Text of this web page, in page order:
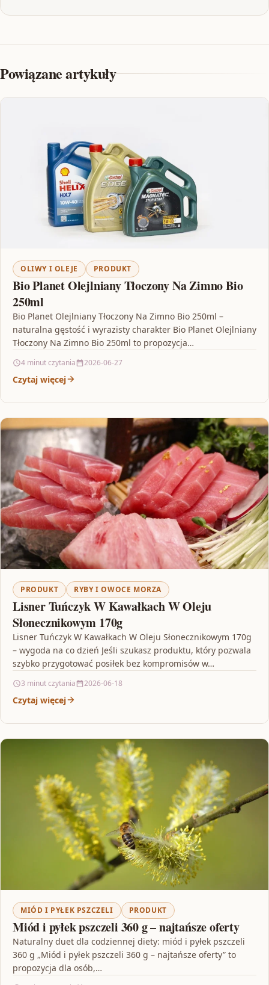
Powiązane artykuły
OLIWY I OLEJE PRODUKT
Bio Planet Olejlniany Tłoczony Na Zimno Bio
250ml
Bio Planet Olejlniany Tłoczony Na Zimno Bio 250ml –
naturalna gęstość i wyrazisty charakter Bio Planet Olejlniany
Tłoczony Na Zimno Bio 250ml to propozycja…
4 minut czytania 2026-06-27
Czytaj więcej
PRODUKT RYBY I OWOCE MORZA
Lisner Tuńczyk W Kawałkach W Oleju
Słonecznikowym 170g
Lisner Tuńczyk W Kawałkach W Oleju Słonecznikowym 170g
– wygoda na co dzień Jeśli szukasz produktu, który pozwala
szybko przygotować posiłek bez kompromisów w…
3 minut czytania 2026-06-18
Czytaj więcej
MIÓD I PYŁEK PSZCZELI PRODUKT
Miód i pyłek pszczeli 360 g – najtańsze oferty
Naturalny duet dla codziennej diety: miód i pyłek pszczeli
360 g „Miód i pyłek pszczeli 360 g – najtańsze oferty” to
propozycja dla osób,…